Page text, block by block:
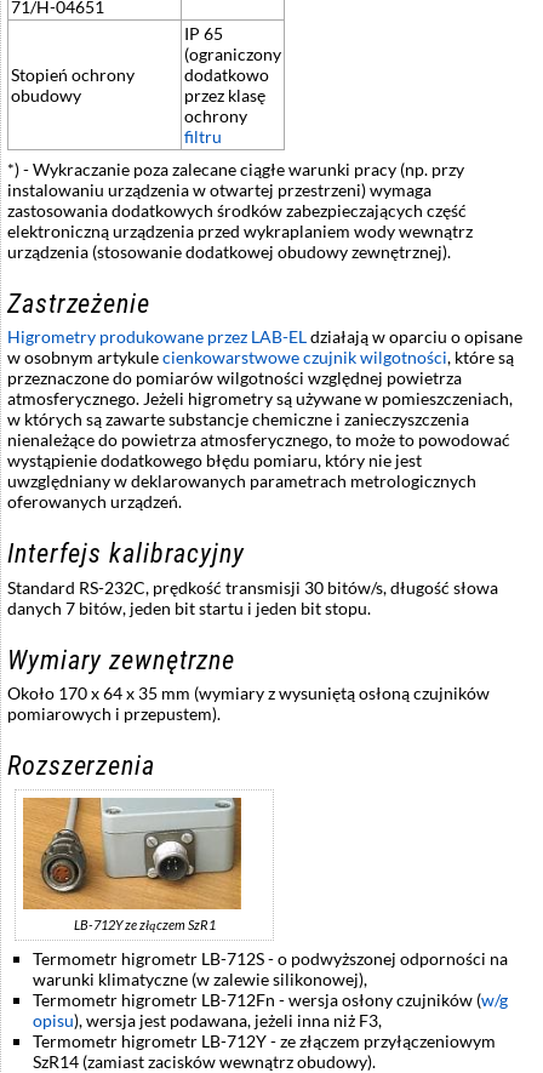
71/H-04651
Stopień ochrony
obudowy
IP 65
(ograniczony
dodatkowo
przez klasę
ochrony
filtru
*) - Wykraczanie poza zalecane ciągłe warunki pracy (np. przy
instalowaniu urządzenia w otwartej przestrzeni) wymaga
zastosowania dodatkowych środków zabezpieczających część
elektroniczną urządzenia przed wykraplaniem wody wewnątrz
urządzenia (stosowanie dodatkowej obudowy zewnętrznej).
Zastrzeżenie
Higrometry produkowane przez LAB-ELdziałają w oparciu o opisane
w osobnym artykulecienkowarstwowe czujnik wilgotności, które są
przeznaczone do pomiarów wilgotności względnej powietrza
atmosferycznego. Jeżeli higrometry są używane w pomieszczeniach,
w których są zawarte substancje chemiczne i zanieczyszczenia
nienależące do powietrza atmosferycznego, to może to powodować
wystąpienie dodatkowego błędu pomiaru, który nie jest
uwzględniany w deklarowanych parametrach metrologicznych
oferowanych urządzeń.
Interfejs kalibracyjny
Standard RS-232C, prędkość transmisji 30 bitów/s, długość słowa
danych 7 bitów, jeden bit startu i jeden bit stopu.
Wymiary zewnętrzne
Około 170 x 64 x 35 mm (wymiary z wysuniętą osłoną czujników
pomiarowych i przepustem).
Rozszerzenia
LB-712Y ze złączem SzR1
Termometr higrometr LB-712S - o podwyższonej odporności na
warunki klimatyczne (w zalewie silikonowej),
Termometr higrometr LB-712Fn - wersja osłony czujników (w/g
opisu), wersja jest podawana, jeżeli inna niż F3,
Termometr higrometr LB-712Y - ze złączem przyłączeniowym
SzR14 (zamiast zacisków wewnątrz obudowy).